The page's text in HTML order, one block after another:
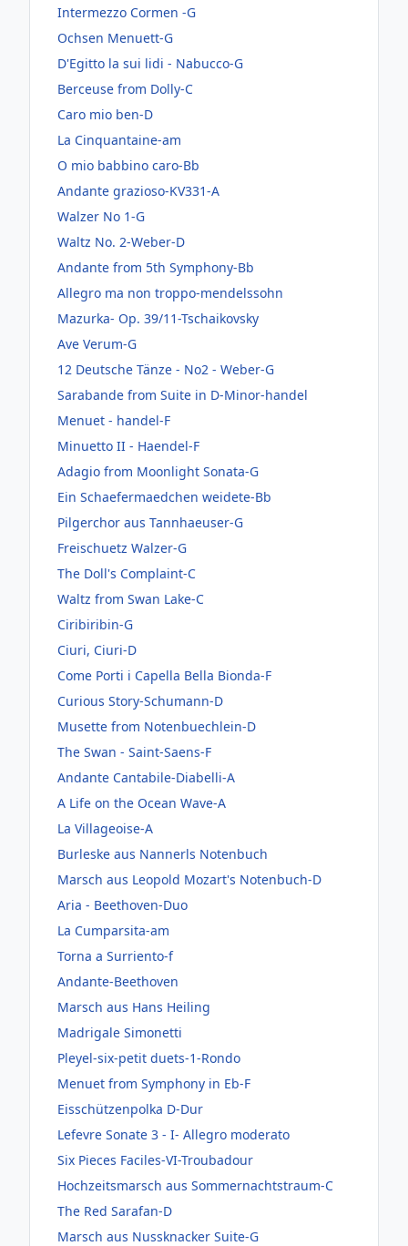
Intermezzo Cormen -G
Ochsen Menuett-G
D'Egitto la sui lidi - Nabucco-G
Berceuse from Dolly-C
Caro mio ben-D
La Cinquantaine-am
O mio babbino caro-Bb
Andante grazioso-KV331-A
Walzer No 1-G
Waltz No. 2-Weber-D
Andante from 5th Symphony-Bb
Allegro ma non troppo-mendelssohn
Mazurka- Op. 39/11-Tschaikovsky
Ave Verum-G
12 Deutsche Tänze - No2 - Weber-G
Sarabande from Suite in D-Minor-handel
Menuet - handel-F
Minuetto II - Haendel-F
Adagio from Moonlight Sonata-G
Ein Schaefermaedchen weidete-Bb
Pilgerchor aus Tannhaeuser-G
Freischuetz Walzer-G
The Doll's Complaint-C
Waltz from Swan Lake-C
Ciribiribin-G
Ciuri, Ciuri-D
Come Porti i Capella Bella Bionda-F
Curious Story-Schumann-D
Musette from Notenbuechlein-D
The Swan - Saint-Saens-F
Andante Cantabile-Diabelli-A
A Life on the Ocean Wave-A
La Villageoise-A
Burleske aus Nannerls Notenbuch
Marsch aus Leopold Mozart's Notenbuch-D
Aria - Beethoven-Duo
La Cumparsita-am
Torna a Surriento-f
Andante-Beethoven
Marsch aus Hans Heiling
Madrigale Simonetti
Pleyel-six-petit duets-1-Rondo
Menuet from Symphony in Eb-F
Eisschützenpolka D-Dur
Lefevre Sonate 3 - I- Allegro moderato
Six Pieces Faciles-VI-Troubadour
Hochzeitsmarsch aus Sommernachtstraum-C
The Red Sarafan-D
Marsch aus Nussknacker Suite-G